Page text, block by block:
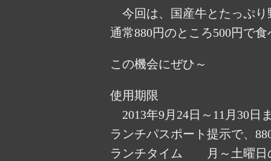
今回は、国産牛とたっぷり
通常880円のところ500円で
この機会にぜひ～
使用期限
2013年9月24日～11月30日
ランチパスポート提示で、
ランチタイム 月～土曜日